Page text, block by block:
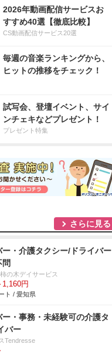
2026年動画配信サービスお
すすめ40選【徹底比較】
CS動画配信サービス20選
毎週の音楽ランキングから、
ヒットの推移をチェック！
試写会、登壇イベント、サイ
ンチェキなどプレゼント！
プレゼント特集
さらに見る
・介護タクシー/ドライバー
の木デイサービス
円
ト / 愛知県
・事務・未経験可の介護タ
バー
Tendresse